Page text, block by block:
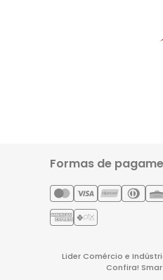
Formas de
Lider Comércio e
Confira!